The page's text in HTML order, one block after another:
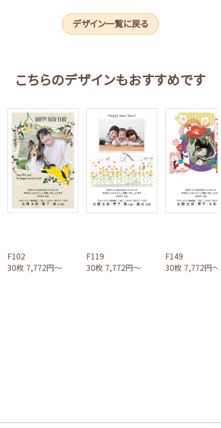
デザイン一覧に戻る
こちらのデザインもおすすめです
F102
30枚 7,772円～
F119
30枚 7,772円～
F149
30枚 7,772円～